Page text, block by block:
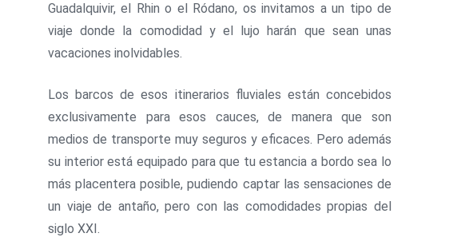
Guadalquivir, el Rhin o el Ródano, os invitamos a un tipo de
viaje donde la comodidad y el lujo harán que sean unas
vacaciones inolvidables.
Los barcos de esos itinerarios fluviales están concebidos
exclusivamente para esos cauces, de manera que son
medios de transporte muy seguros y eficaces. Pero además
su interior está equipado para que tu estancia a bordo sea lo
más placentera posible, pudiendo captar las sensaciones de
un viaje de antaño, pero con las comodidades propias del
siglo XXI.